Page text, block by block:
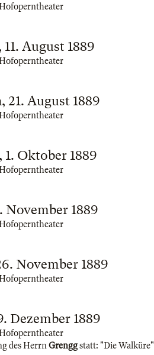
August 1889
August 1889
1. Oktober 1889
November 1889
November 1889
Dezember 1889
des Herrn Grenggstatt: "Die Walküre"